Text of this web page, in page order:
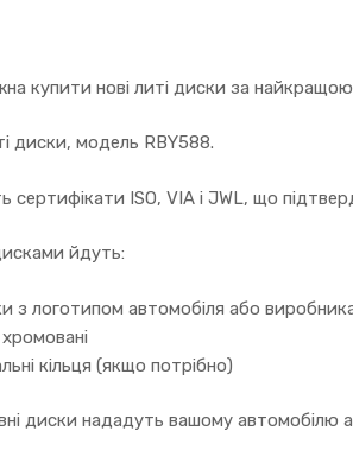
купити нові литі диски за
диски, модель RBY588.
сертифікати ISO, VIA і JWL, що
йдуть:
з логотипом автомобіля або
кільця (якщо потрібно)
диски нададуть вашому автомобілю